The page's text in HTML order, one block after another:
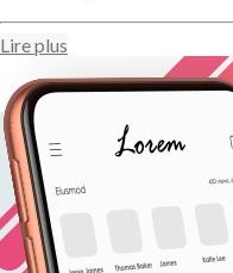
Lire plus